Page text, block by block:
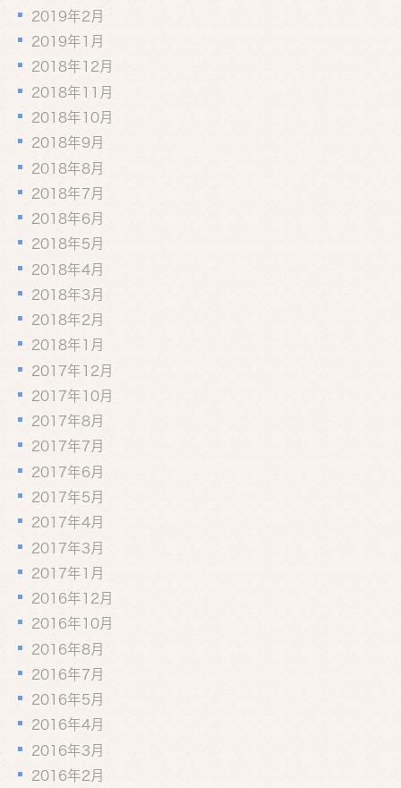
2019年2月
2019年1月
2018年12月
2018年11月
2018年10月
2018年9月
2018年8月
2018年7月
2018年6月
2018年5月
2018年4月
2018年3月
2018年2月
2018年1月
2017年12月
2017年10月
2017年8月
2017年7月
2017年6月
2017年5月
2017年4月
2017年3月
2017年1月
2016年12月
2016年10月
2016年8月
2016年7月
2016年5月
2016年4月
2016年3月
2016年2月